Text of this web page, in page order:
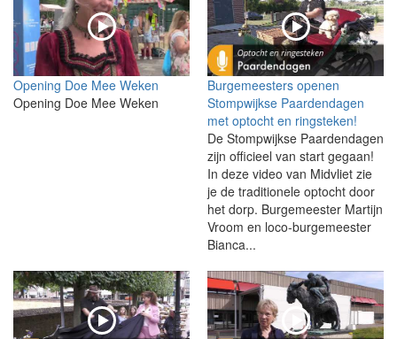
Opening Doe Mee Weken
Opening Doe Mee Weken
Burgemeesters openen
Stompwijkse Paardendagen
met optocht en ringsteken!
De Stompwijkse Paardendagen
zijn officieel van start gegaan!
In deze video van Midvliet zie
je de traditionele optocht door
het dorp. Burgemeester Martijn
Vroom en loco-burgemeester
Bianca...